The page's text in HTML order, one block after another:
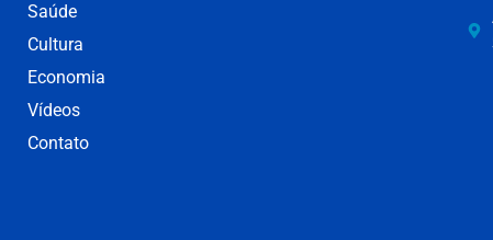
Saúde
Cultura
Economia
Vídeos
Contato